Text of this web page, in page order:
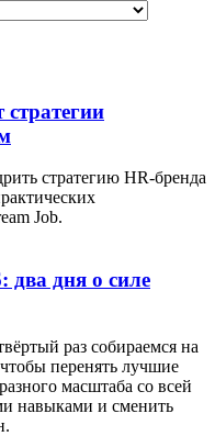
стратегию HR-бренда
Job.
дня о силе
раз собираемся на
перенять лучшие
масштаба со всей
навыками и сменить